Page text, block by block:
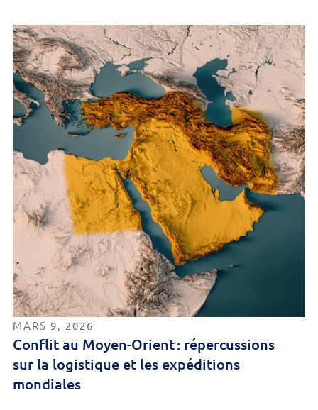
MARS 9, 2026
Conflit au Moyen-Orient : répercussions
sur la logistique et les expéditions
mondiales